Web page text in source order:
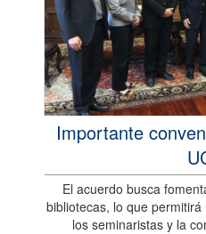
Importante
El acuerdo busca
bibliotecas, lo que
los seminaristas y la